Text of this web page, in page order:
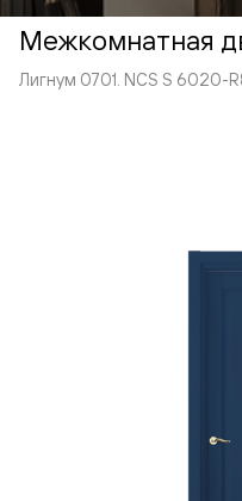
Межкомнатная
Лигнум 0701. NCS S 6020-